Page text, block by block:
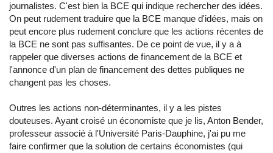
journalistes. C'est bien la BCE qui indique rechercher des idées.
On peut rudement traduire que la BCE manque d'idées, mais on
peut encore plus rudement conclure que les actions récentes de
la BCE ne sont pas suffisantes. De ce point de vue, il y a à
rappeler que diverses actions de financement de la BCE et
l'annonce d'un plan de financement des dettes publiques ne
changent pas les choses.
Outres les actions non-déterminantes, il y a les pistes
douteuses. Ayant croisé un économiste que je lis, Anton Bender,
professeur associé à l'Université Paris-Dauphine, j'ai pu me
faire confirmer que la solution de certains économistes (qui